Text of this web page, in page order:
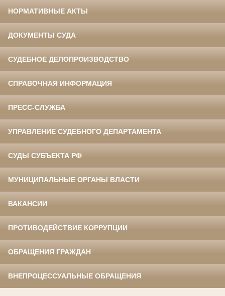
НОРМАТИВНЫЕ АКТЫ
ДОКУМЕНТЫ СУДА
СУДЕБНОЕ ДЕЛОПРОИЗВОДСТВО
СПРАВОЧНАЯ ИНФОРМАЦИЯ
ПРЕСС-СЛУЖБА
УПРАВЛЕНИЕ СУДЕБНОГО ДЕПАРТАМЕНТА
СУДЫ СУБЪЕКТА РФ
МУНИЦИПАЛЬНЫЕ ОРГАНЫ ВЛАСТИ
ВАКАНСИИ
ПРОТИВОДЕЙСТВИЕ КОРРУПЦИИ
ОБРАЩЕНИЯ ГРАЖДАН
ВНЕПРОЦЕССУАЛЬНЫЕ ОБРАЩЕНИЯ